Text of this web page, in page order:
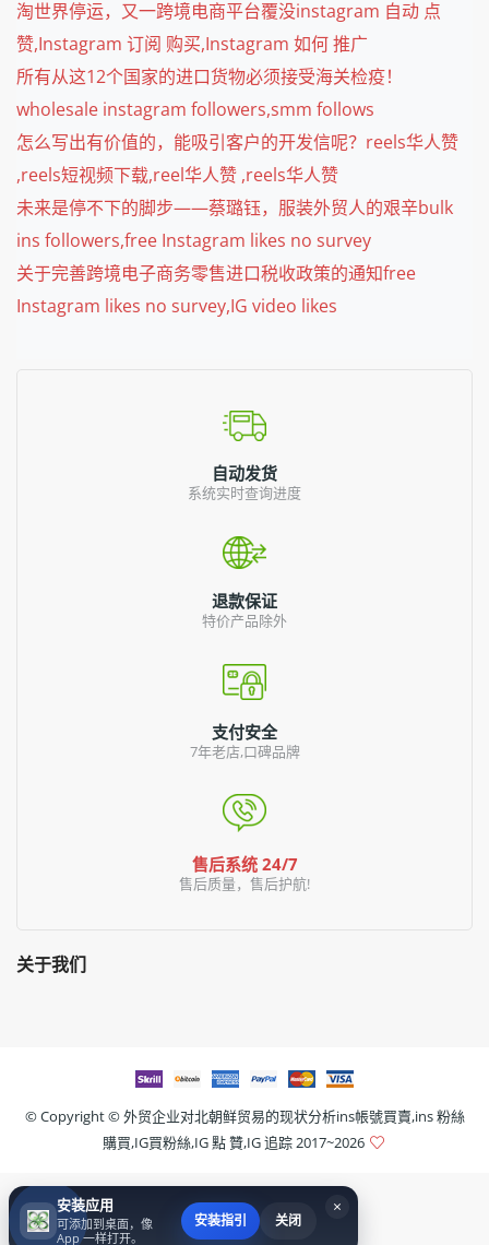
淘世界停运，又一跨境电商平台覆没instagram 自动 点
赞,Instagram 订阅 购买,Instagram 如何 推广
所有从这12个国家的进口货物必须接受海关检疫！
wholesale instagram followers,smm follows
怎么写出有价值的，能吸引客户的开发信呢？reels华人赞
,reels短视频下载,reel华人赞 ,reels华人赞
未来是停不下的脚步——蔡璐钰，服装外贸人的艰辛bulk
ins followers,free Instagram likes no survey
关于完善跨境电子商务零售进口税收政策的通知free
Instagram likes no survey,IG video likes
自动发货
系统实时查询进度
退款保证
特价产品除外
支付安全
7年老店,口碑品牌
售后系统 24/7
售后质量，售后护航!
关于我们
© Copyright ©外贸企业对北朝鲜贸易的现状分析ins帳號買賣,ins 粉絲
購買,IG買粉絲,IG 點 贊,IG 追踪 2017~2026
×
安装应用
可添加到桌面，像
App 一样打开。
安装指引 关闭